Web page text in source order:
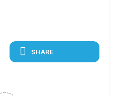
SHARE